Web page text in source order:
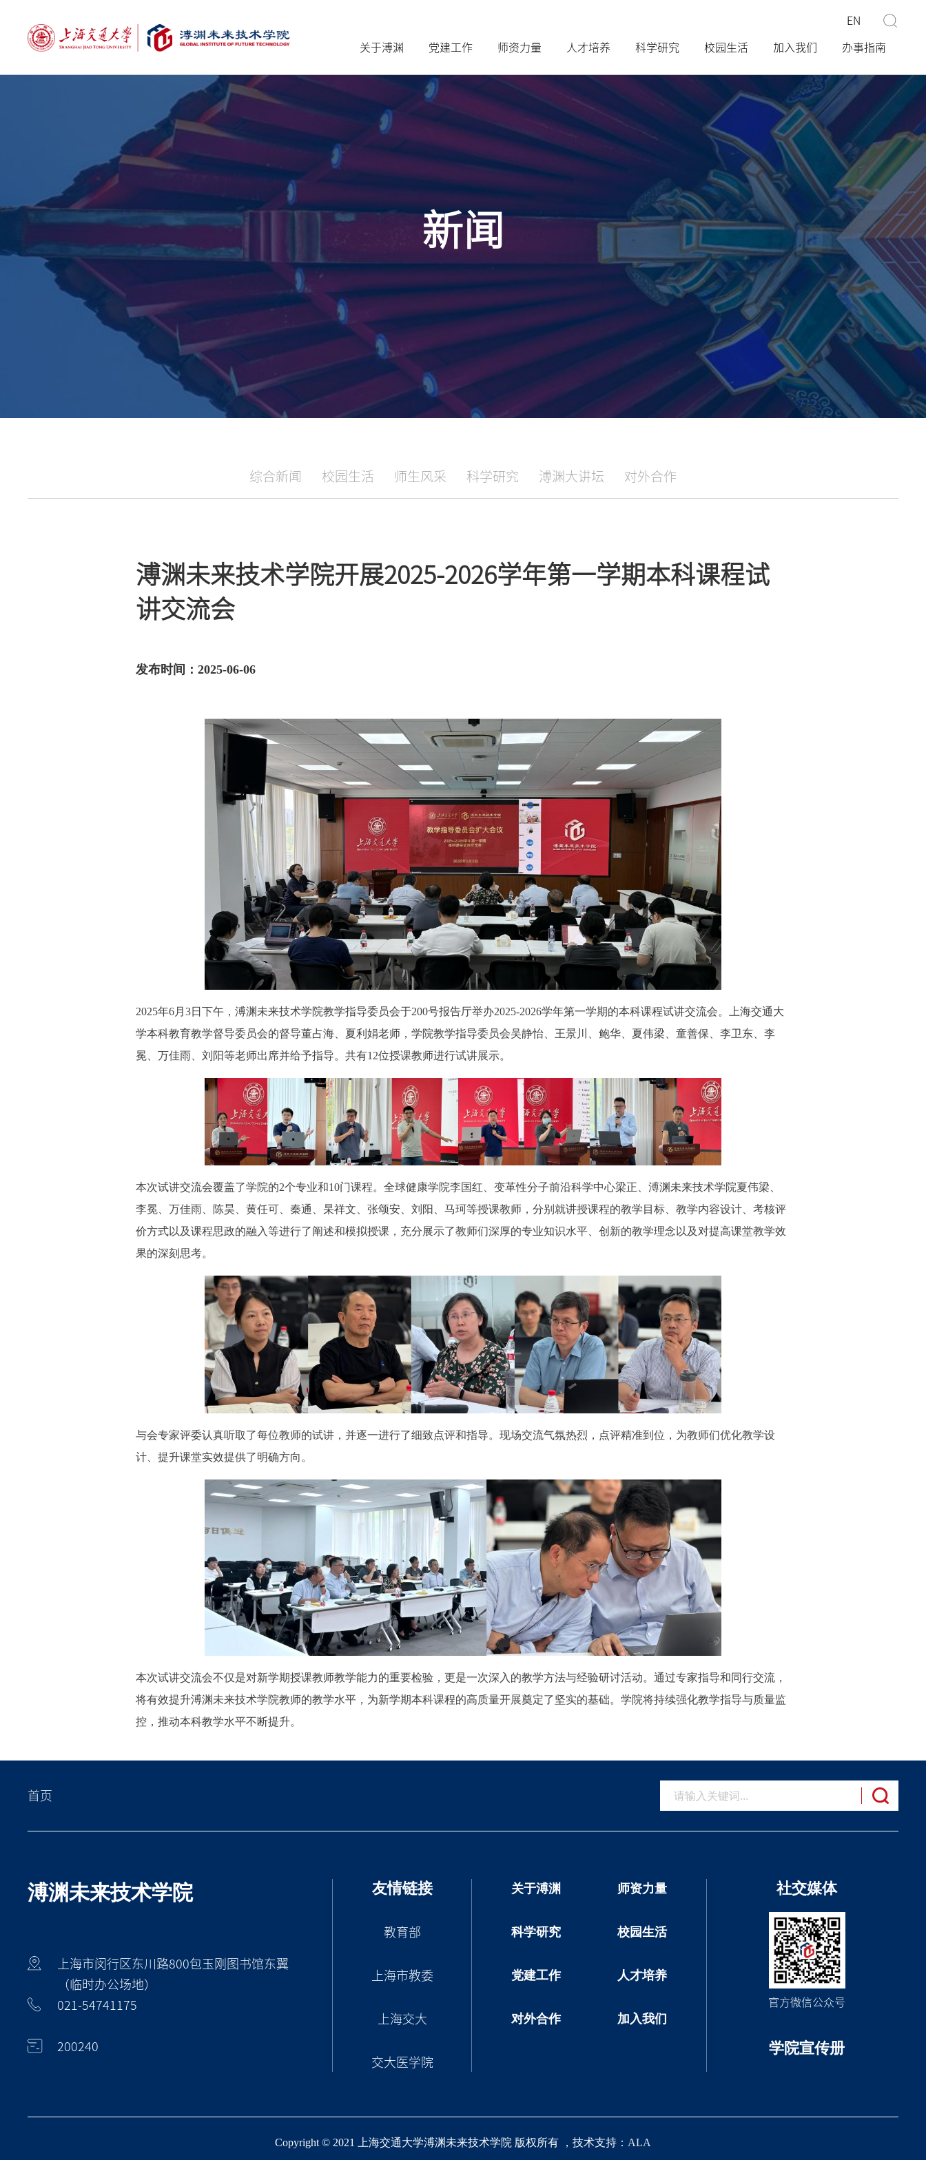
EN
关于溥渊 党建工作 师资力量 人才培养 科学研究 校园生活 加入我们 办事指南
新闻
综合新闻 校园生活 师生风采 科学研究 溥渊大讲坛 对外合作
溥渊未来技术学院开展2025-2026学年第一学期本科课程试
讲交流会
发布时间：2025-06-06
2025年6月3日下午，溥渊未来技术学院教学指导委员会于200号报告厅举办2025-2026学年第一学期的本科课程试讲交流会。上海交通大
学本科教育教学督导委员会的督导董占海、夏利娟老师，学院教学指导委员会吴静怡、王景川、鲍华、夏伟梁、童善保、李卫东、李
冕、万佳雨、刘阳等老师出席并给予指导。共有12位授课教师进行试讲展示。
本次试讲交流会覆盖了学院的2个专业和10门课程。全球健康学院李国红、变革性分子前沿科学中心梁正、溥渊未来技术学院夏伟梁、
李冕、万佳雨、陈昊、黄任可、秦通、杲祥文、张颂安、刘阳、马珂等授课教师，分别就讲授课程的教学目标、教学内容设计、考核评
价方式以及课程思政的融入等进行了阐述和模拟授课，充分展示了教师们深厚的专业知识水平、创新的教学理念以及对提高课堂教学效
果的深刻思考。
与会专家评委认真听取了每位教师的试讲，并逐一进行了细致点评和指导。现场交流气氛热烈，点评精准到位，为教师们优化教学设
计、提升课堂实效提供了明确方向。
本次试讲交流会不仅是对新学期授课教师教学能力的重要检验，更是一次深入的教学方法与经验研讨活动。通过专家指导和同行交流，
将有效提升溥渊未来技术学院教师的教学水平，为新学期本科课程的高质量开展奠定了坚实的基础。学院将持续强化教学指导与质量监
控，推动本科教学水平不断提升。
首页
溥渊未来技术学院
上海市闵行区东川路800包玉刚图书馆东翼
（临时办公场地）
021-54741175
200240
友情链接
教育部
上海市教委
上海交大
交大医学院
关于溥渊 师资力量
科学研究 校园生活
党建工作 人才培养
对外合作 加入我们
社交媒体
官方微信公众号
学院宣传册
Copyright © 2021 上海交通大学溥渊未来技术学院 版权所有 ，技术支持： ALA